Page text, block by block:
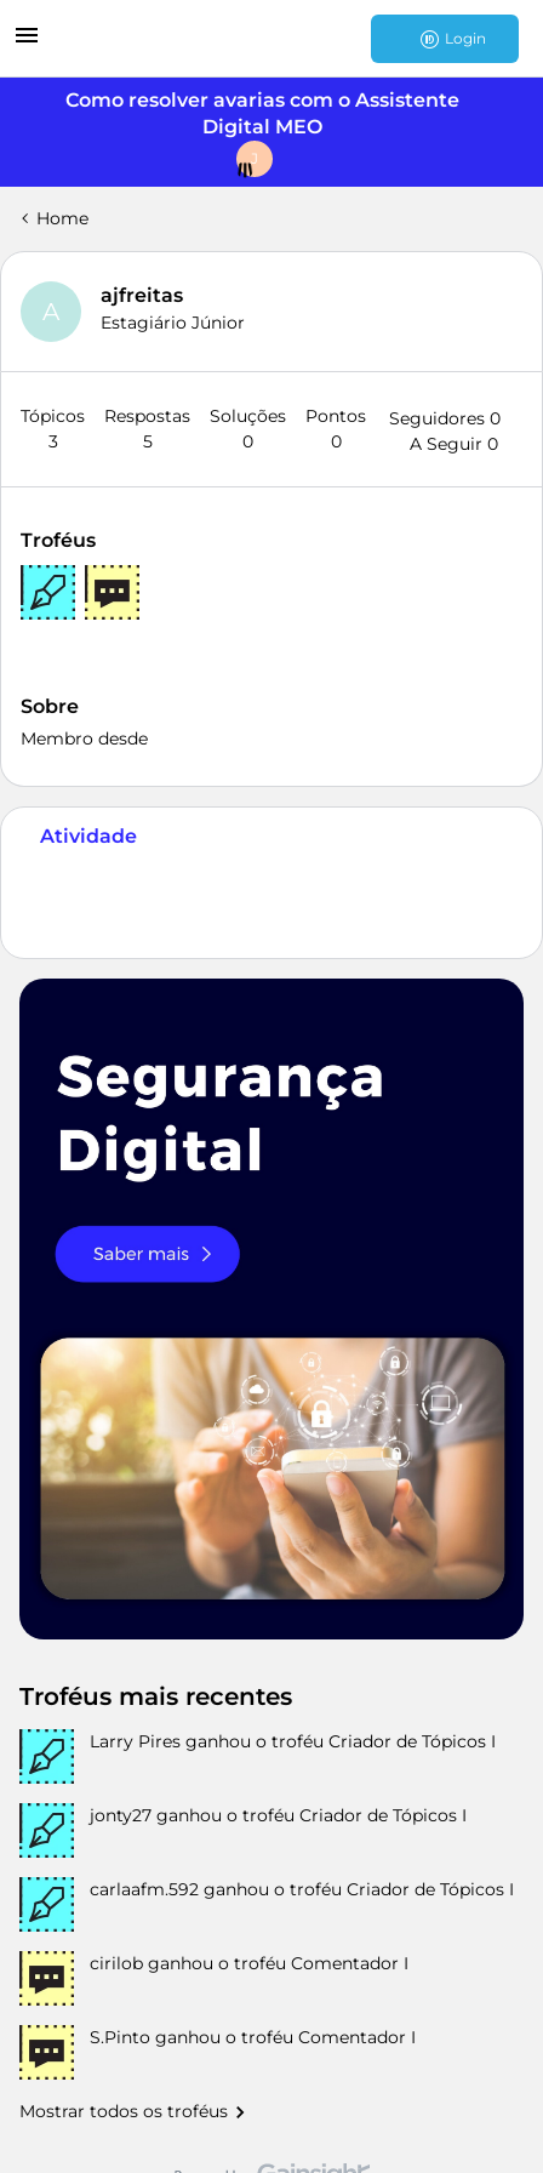
Login
Como resolver avarias com o Assistente
Digital MEO
J
Home
A
ajfreitas
Estagiário Júnior
Tópicos
3
Respostas
5
Soluções
0
Pontos
0
Seguidores 0
A Seguir 0
Troféus
Sobre
Membro desde
Atividade
Troféus mais recentes
Larry Pires ganhou o troféu Criador de Tópicos I
jonty27 ganhou o troféu Criador de Tópicos I
carlaafm.592 ganhou o troféu Criador de Tópicos I
cirilob ganhou o troféu Comentador I
S.Pinto ganhou o troféu Comentador I
Mostrar todos os troféus